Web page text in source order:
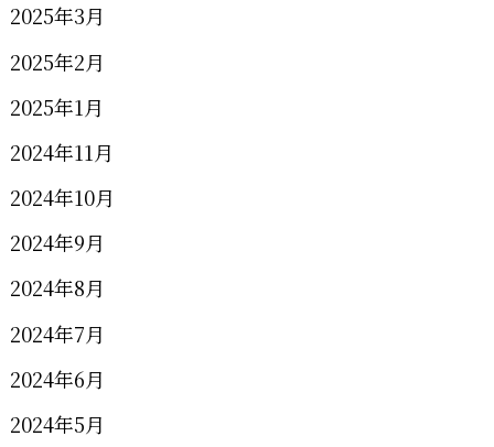
2025年3月
2025年2月
2025年1月
2024年11月
2024年10月
2024年9月
2024年8月
2024年7月
2024年6月
2024年5月